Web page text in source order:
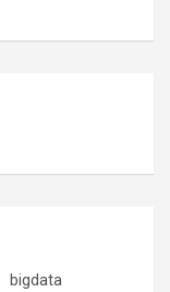
bigdata